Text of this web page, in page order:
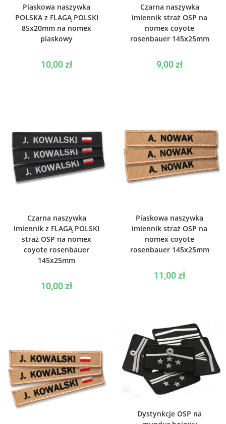
Piaskowa naszywka
POLSKA z FLAGĄ POLSKI
85x20mm na nomex
piaskowy
10,00zł
Czarna naszywka
imiennik straż OSP na
nomex coyote
rosenbauer 145x25mm
9,00zł
Czarna naszywka
imiennik z FLAGĄ POLSKI
straż OSP na nomex
coyote rosenbauer
145x25mm
10,00zł
Piaskowa naszywka
imiennik straż OSP na
nomex coyote
rosenbauer 145x25mm
11,00zł
Dystynkcje OSP na